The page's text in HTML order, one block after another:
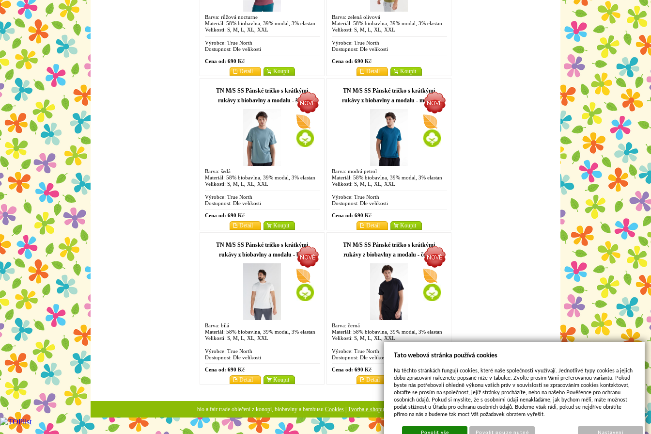
Barva: růžová nocturne
Materiál: 58% biobavlna, 39% modal, 3% elastan
Velikosti: S, M, L, XL, XXL
Výrobce: True North
Dostupnost: Dle velikosti
Cena od: 690 Kč
Koupit
Detail
Barva: zelená olivová
Materiál: 58% biobavlna, 39% modal, 3% elastan
Velikosti: S, M, L, XL, XXL
Výrobce: True North
Dostupnost: Dle velikosti
Cena od: 690 Kč
Koupit
Detail
TN M/S SS Pánské tričko s krátkými
rukávy z biobavlny a modalu - šedá
Barva: šedá
Materiál: 58% biobavlna, 39% modal, 3% elastan
Velikosti: S, M, L, XL, XXL
Výrobce: True North
Dostupnost: Dle velikosti
Cena od: 690 Kč
Koupit
Detail
TN M/S SS Pánské tričko s krátkými
rukávy z biobavlny a modalu - modrá
Barva: modrá petrol
Materiál: 58% biobavlna, 39% modal, 3% elastan
Velikosti: S, M, L, XL, XXL
Výrobce: True North
Dostupnost: Dle velikosti
Cena od: 690 Kč
Koupit
Detail
TN M/S SS Pánské tričko s krátkými
rukávy z biobavlny a modalu - bílá
Barva: bílá
Materiál: 58% biobavlna, 39% modal, 3% elastan
Velikosti: S, M, L, XL, XXL
Výrobce: True North
Dostupnost: Dle velikosti
Cena od: 690 Kč
Koupit
Detail
TN M/S SS Pánské tričko s krátkými
rukávy z biobavlny a modalu - černá
Barva: černá
Materiál: 58% biobavlna, 39% modal, 3% elastan
Velikosti: S, M, L, XL, XXL
Výrobce: True North
Dostupnost: Dle velikosti
Cena od: 690 Kč
Koupit
Detail
1 2 3 ... 6
bio a fair trade oblečení z konopí, biobavlny a bambusu Cookies Tvorba e-shopu pronájem e-shopu Sun-shop
Tato webová stránka používá cookies
Na těchto stránkách fungují cookies, které naše společnosti využívají. Jednotlivé typy cookies a jejich
dobu zpracování naleznete popsané níže v tabulce. Zvolte prosím Vámi preferovanou variantu. Pokud
byste nás potřebovali ohledně výkonu vašich práv v souvislosti se zpracováním cookies kontaktovat,
obraťte se prosím na společnost, jejíž stránky procházíte, nebo na našeho Pověřence pro ochranu
osobních údajů. Pokud si myslíte, že s osobními údaji nenakládáme, jak bychom měli, máte možnost
podat stížnost u Úřadu pro ochranu osobních údajů. Budeme však rádi, pokud se nejdříve obrátíte
přímo na nás a budeme tak moct Váš požadavek obratem vyřešit.
Povolit vše Povolit pouze nutné Nastavení